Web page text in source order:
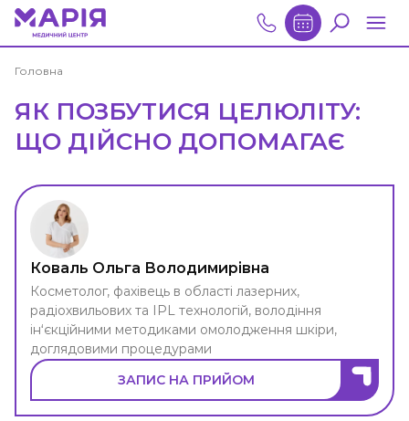
Головна
ЯК ПОЗБУТИСЯ ЦЕЛЮЛІТУ:
ЩО ДІЙСНО ДОПОМАГАЄ
Коваль Ольга Володимирівна
Косметолог, фахівець в області лазерних,
радіохвильових та IPL технологій, володіння
ін‘єкційними методиками омолодження шкіри,
доглядовими процедурами
ЗАПИС НА ПРИЙОМ